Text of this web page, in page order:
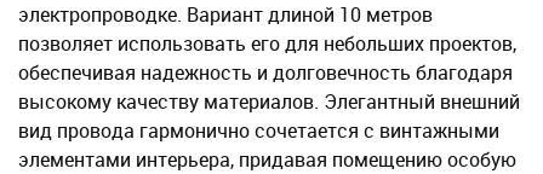
электропроводке. Вариант длиной 10 метров
позволяет использовать его для небольших проектов,
обеспечивая надежность и долговечность благодаря
высокому качеству материалов. Элегантный внешний
вид провода гармонично сочетается с винтажными
элементами интерьера, придавая помещению особую